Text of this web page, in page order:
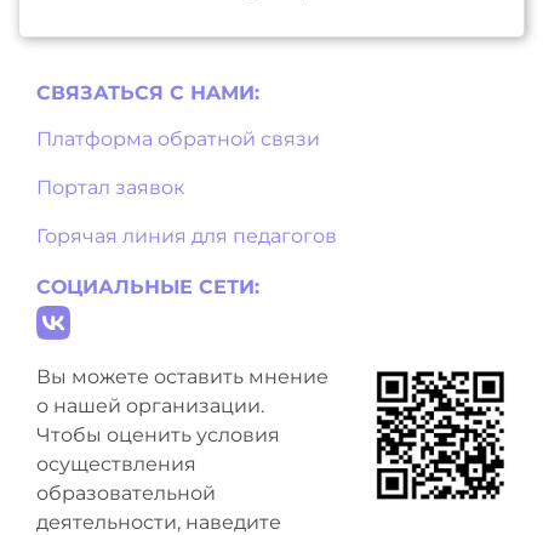
СВЯЗАТЬСЯ С НAМИ:
Платформа обратной связи
Портал заявок
Горячая линия для педагогов
СОЦИАЛЬНЫЕ СЕТИ:
Вы можете оставить мнение
о нашей организации.
Чтобы оценить условия
осуществления
образовательной
деятельности, наведите